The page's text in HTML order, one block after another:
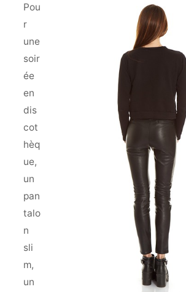
Pou
r
une
soir
ée
en
dis
cot
hèq
ue,
un
pan
talo
n
sli
m,
un